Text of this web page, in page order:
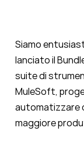
Siamo
lanciato il
suite di
MuleSoft,
automatizzare
maggiore